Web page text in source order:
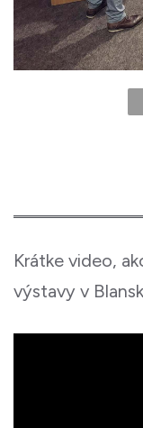
Krátke video,
výstavy v